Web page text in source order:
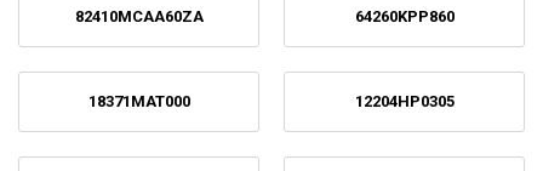
82410MCAA60ZA 64260KPP860
18371MAT000 12204HP0305